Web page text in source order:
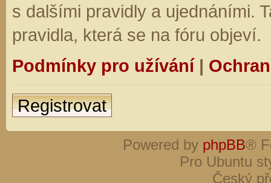
s dalšími pravidly a ujednáními.
pravidla, která se na fóru objeví.
Podmínky pro užívání|
Registrovat
Powered by phpBB®
Pro Ubuntu
Český